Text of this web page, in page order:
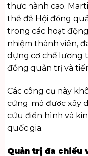
thực hành cao.
thể để Hội đồng
trong các hoạt
nhiệm thành viên,
dựng cơ chế lương
đồng quản trị và
Các công cụ này
cứng, mà được xây
cứu điển hình và
quốc gia.
Quản trị đa chiều